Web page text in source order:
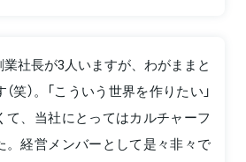
社長が3人いますが、わがままと
笑）。「こういう世界を作りたい」
て、当社にとってはカルチャーフ
。経営メンバーとして是々非々で